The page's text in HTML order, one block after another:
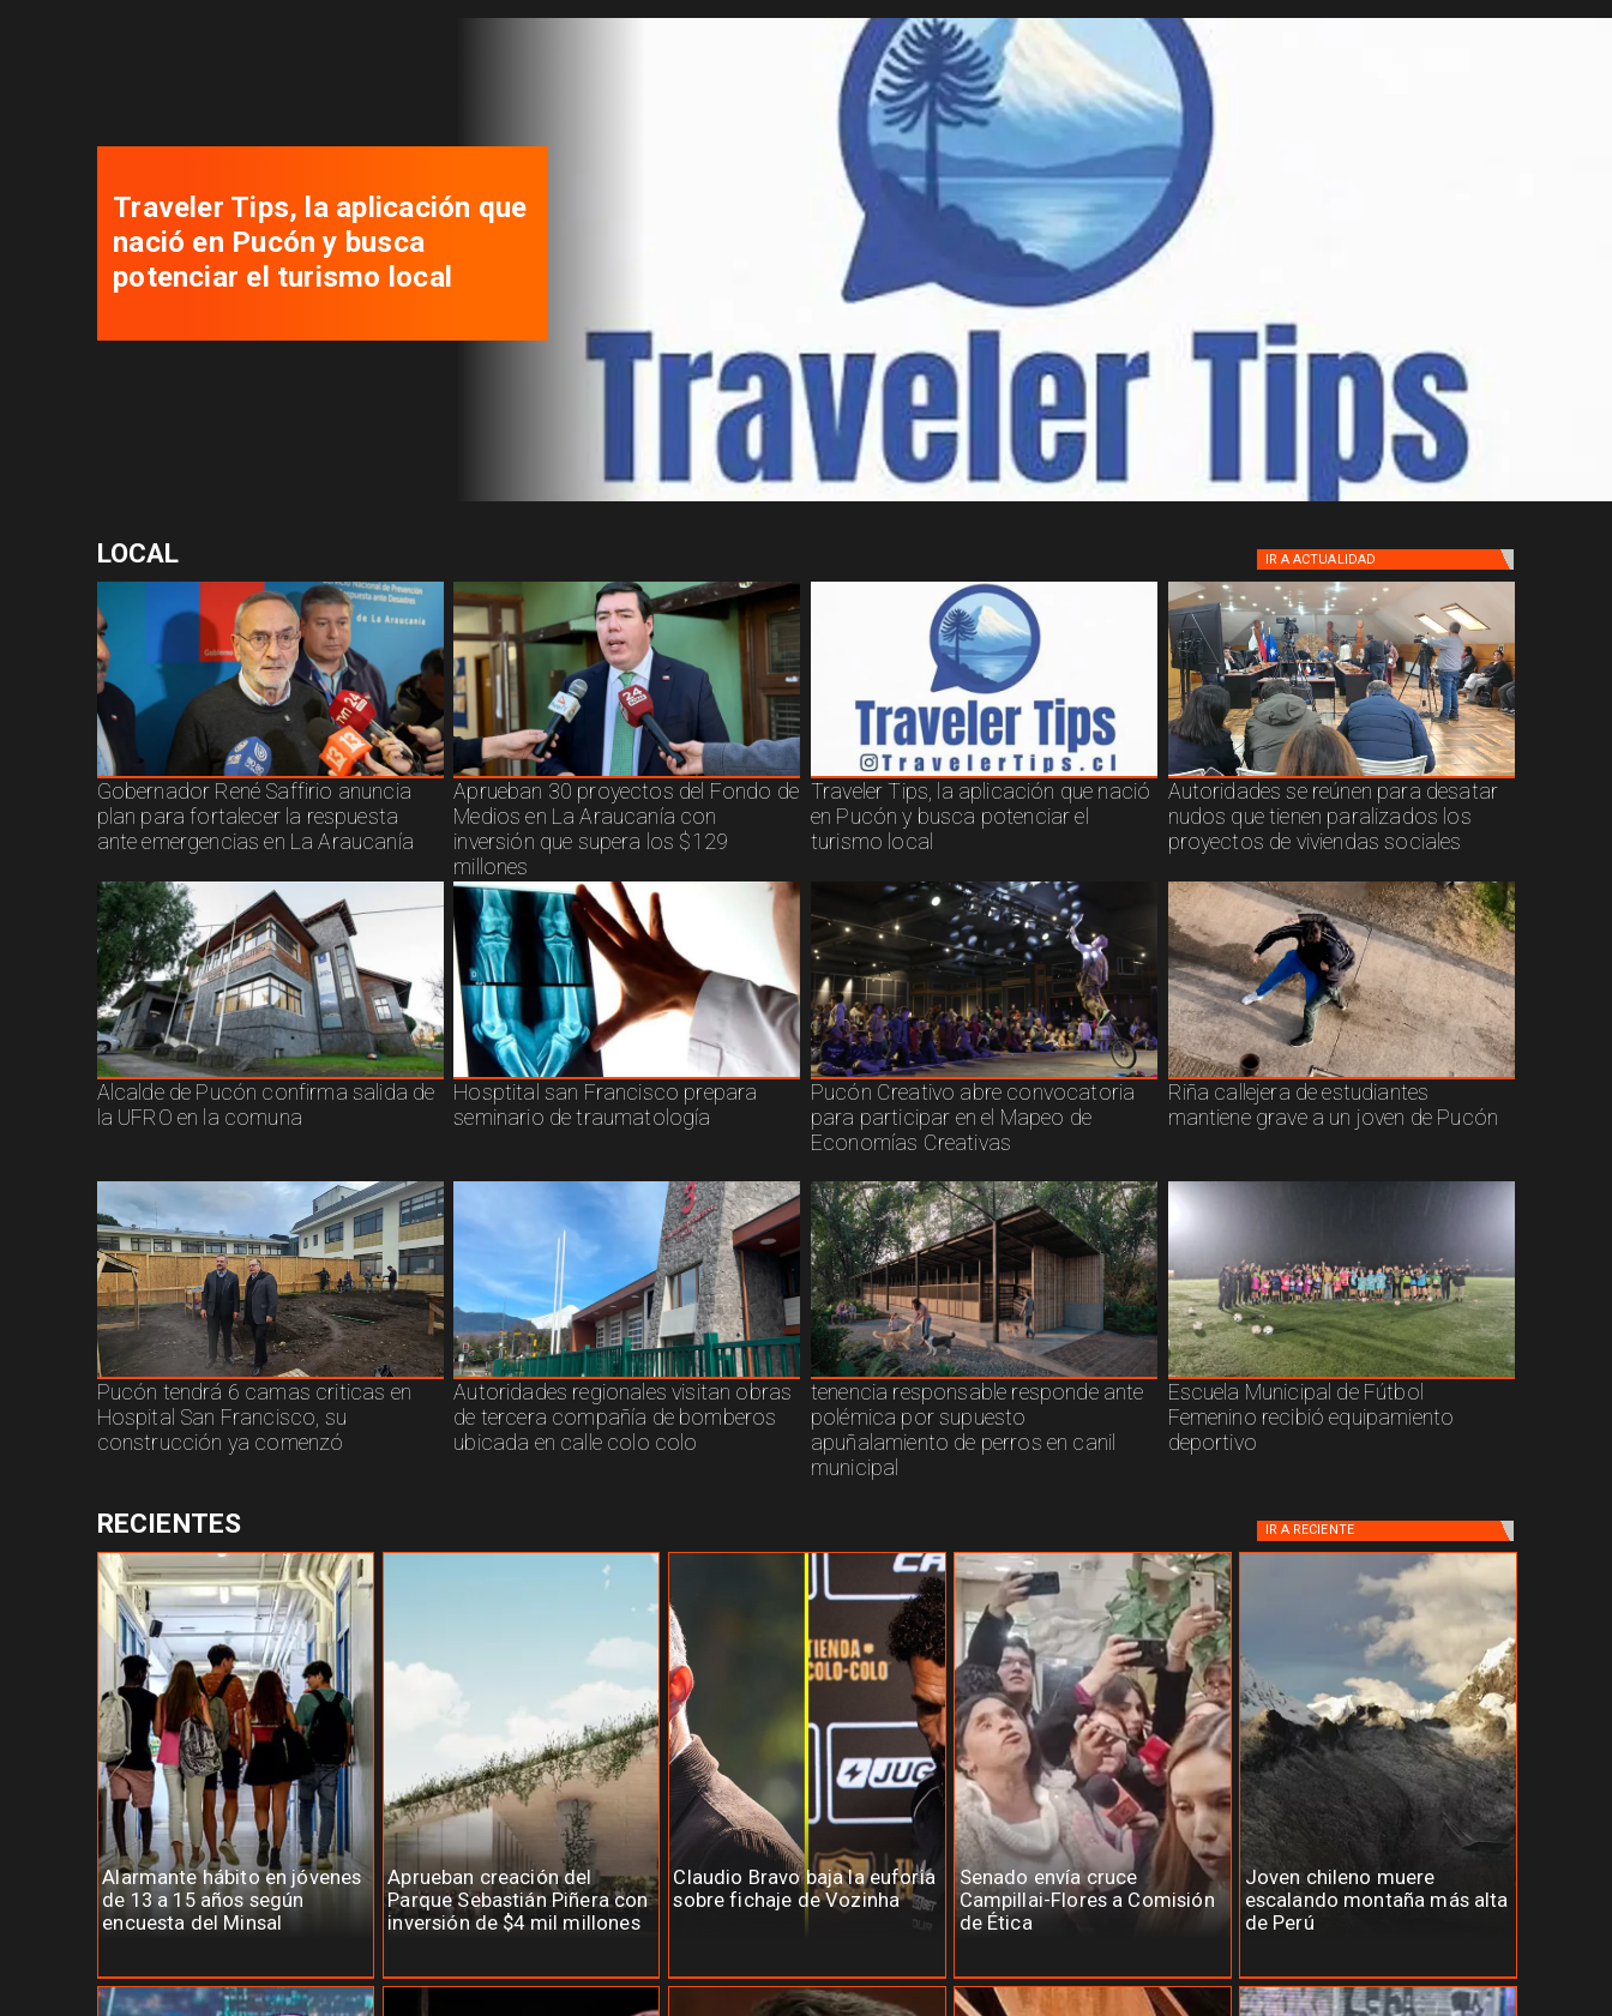
Traveler Tips, la aplicación que
nació en Pucón y busca
potenciar el turismo local
LOCAL IR A ACTUALIDAD
Gobernador René Saffirio anuncia
plan para fortalecer la respuesta
ante emergencias en La Araucanía
Aprueban 30 proyectos del Fondo de
Medios en La Araucanía con
inversión que supera los $129
millones
Traveler Tips, la aplicación que nació
en Pucón y busca potenciar el
turismo local
Autoridades se reúnen para desatar
nudos que tienen paralizados los
proyectos de viviendas sociales
Alcalde de Pucón confirma salida de
la UFRO en la comuna
Hosptital san Francisco prepara
seminario de traumatología
Pucón Creativo abre convocatoria
para participar en el Mapeo de
Economías Creativas
Riña callejera de estudiantes
mantiene grave a un joven de Pucón
Pucón tendrá 6 camas criticas en
Hospital San Francisco, su
construcción ya comenzó
Autoridades regionales visitan obras
de tercera compañía de bomberos
ubicada en calle colo colo
tenencia responsable responde ante
polémica por supuesto
apuñalamiento de perros en canil
municipal
Escuela Municipal de Fútbol
Femenino recibió equipamiento
deportivo
Alarmante hábito en jóvenes
de 13 a 15 años según
encuesta del Minsal
Aprueban creación del
Parque Sebastián Piñera con
inversión de $4 mil millones
Claudio Bravo baja la euforia
sobre fichaje de Vozinha
Senado envía cruce
Campillai-Flores a Comisión
de Ética
Joven chileno muere
escalando montaña más alta
de Perú
RECIENTES IR A RECIENTE